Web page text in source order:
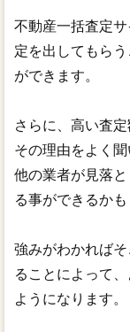
不動産一括査定
定を出してもら
ができます。
さらに、高い査
その理由をよく聞
他の業者が見落
る事ができるかも
強みがわかれば
ることによって
ようになります。